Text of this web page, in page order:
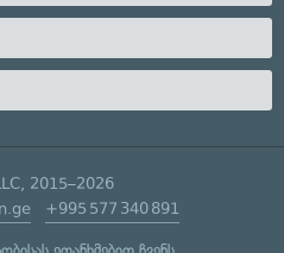
2015–2026
+995 577 340 891